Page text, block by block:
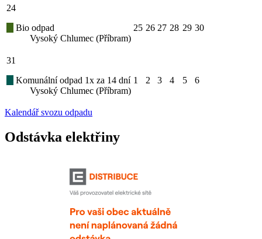
24
Bio odpad
Vysoký Chlumec (Příbram)
25 26 27 28 29 30
31
Komunální odpad 1x za 14 dní
Vysoký Chlumec (Příbram)
1 2 3 4 5 6
Kalendář svozu odpadu
Odstávka elektřiny